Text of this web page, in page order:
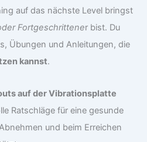
auf das nächste Level bringst
Fortgeschrittener bist. Du
Übungen und Anleitungen, die
kannst.
auf der Vibrationsplatte
Ratschläge für eine gesunde
und beim Erreichen